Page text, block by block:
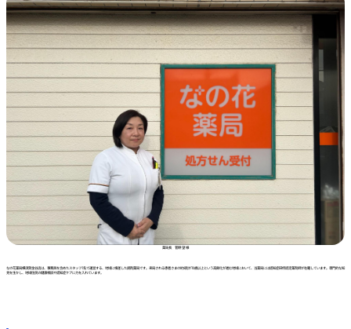
薬局長 菅野 望 様
なの花薬局横須賀金谷店は、事務員を含めたスタッフ7名で運営する、地域に根差した調剤薬局です。来局される患者さまの約8割が70歳以上という高齢化が進む地域において、当薬局には認知症研修認定薬剤師が在籍しています。専門的な知
見を生かし、地域住民の健康相談や認知症ケアに力を入れています。